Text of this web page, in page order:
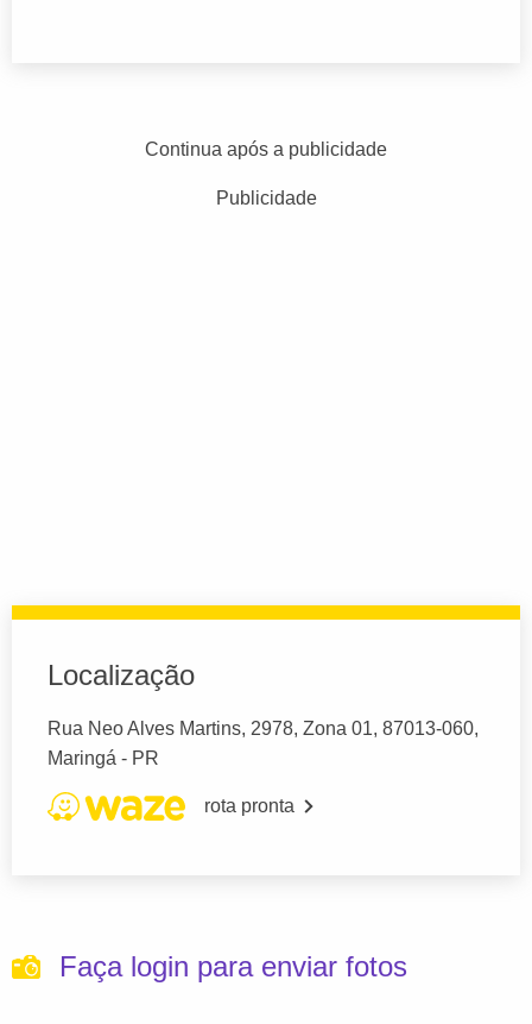
Continua após a publicidade
Publicidade
Localização
Rua Neo Alves Martins, 2978, Zona 01, 87013-060,
Maringá - PR
rota pronta
Faça login para enviar fotos